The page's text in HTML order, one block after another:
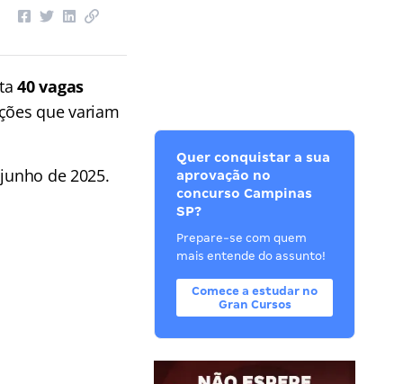
40 vagas
que variam
de 2025.
Quer conquistar a sua
aprovação no
concurso Campinas
SP?
Prepare-se com quem
mais entende do assunto!
Comece a estudar no
Gran Cursos